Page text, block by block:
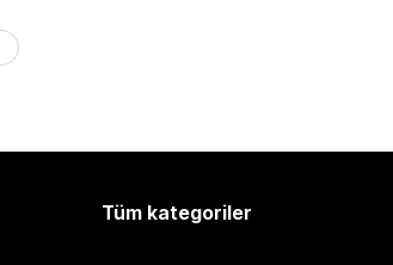
Tüm kategoriler